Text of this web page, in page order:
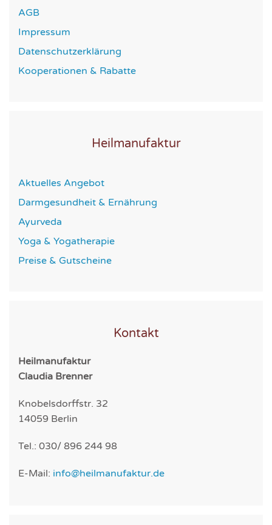
AGB
Impressum
Datenschutzerklärung
Kooperationen & Rabatte
Heilmanufaktur
Aktuelles Angebot
Darmgesundheit & Ernährung
Ayurveda
Yoga & Yogatherapie
Preise & Gutscheine
Kontakt
Heilmanufaktur
Claudia Brenner
Knobelsdorffstr. 32
14059 Berlin
Tel.: 030/ 896 244 98
E-Mail: info@heilmanufaktur.de